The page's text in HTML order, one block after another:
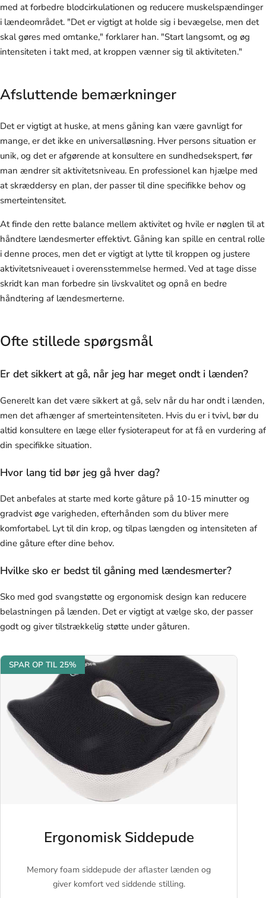
med at forbedre blodcirkulationen og reducere muskelspændinger
i lændeområdet. "Det er vigtigt at holde sig i bevægelse, men det
skal gøres med omtanke," forklarer han. "Start langsomt, og øg
intensiteten i takt med, at kroppen vænner sig til aktiviteten."
Afsluttende bemærkninger
Det er vigtigt at huske, at mens gåning kan være gavnligt for
mange, er det ikke en universalløsning. Hver persons situation er
unik, og det er afgørende at konsultere en sundhedsekspert, før
man ændrer sit aktivitetsniveau. En professionel kan hjælpe med
at skræddersy en plan, der passer til dine specifikke behov og
smerteintensitet.
At finde den rette balance mellem aktivitet og hvile er nøglen til at
håndtere lændesmerter effektivt. Gåning kan spille en central rolle
i denne proces, men det er vigtigt at lytte til kroppen og justere
aktivitetsniveauet i overensstemmelse hermed. Ved at tage disse
skridt kan man forbedre sin livskvalitet og opnå en bedre
håndtering af lændesmerterne.
Ofte stillede spørgsmål
Er det sikkert at gå, når jeg har meget ondt i lænden?
Generelt kan det være sikkert at gå, selv når du har ondt i lænden,
men det afhænger af smerteintensiteten. Hvis du er i tvivl, bør du
altid konsultere en læge eller fysioterapeut for at få en vurdering af
din specifikke situation.
Hvor lang tid bør jeg gå hver dag?
Det anbefales at starte med korte gåture på 10-15 minutter og
gradvist øge varigheden, efterhånden som du bliver mere
komfortabel. Lyt til din krop, og tilpas længden og intensiteten af
dine gåture efter dine behov.
Hvilke sko er bedst til gåning med lændesmerter?
Sko med god svangstøtte og ergonomisk design kan reducere
belastningen på lænden. Det er vigtigt at vælge sko, der passer
godt og giver tilstrækkelig støtte under gåturen.
SPAR OP TIL 25%
Ergonomisk Siddepude
Memory foam siddepude der aflaster lænden og
giver komfort ved siddende stilling.